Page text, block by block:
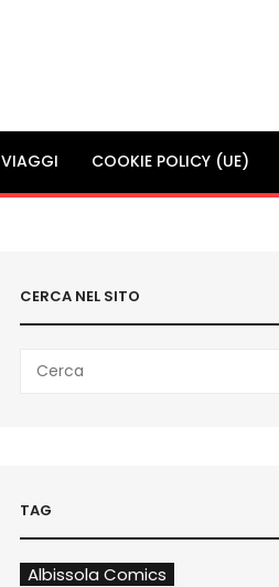
VIAGGI COOKIE POLICY (UE)
CERCA NEL SITO
for:
TAG
Albissola Comics